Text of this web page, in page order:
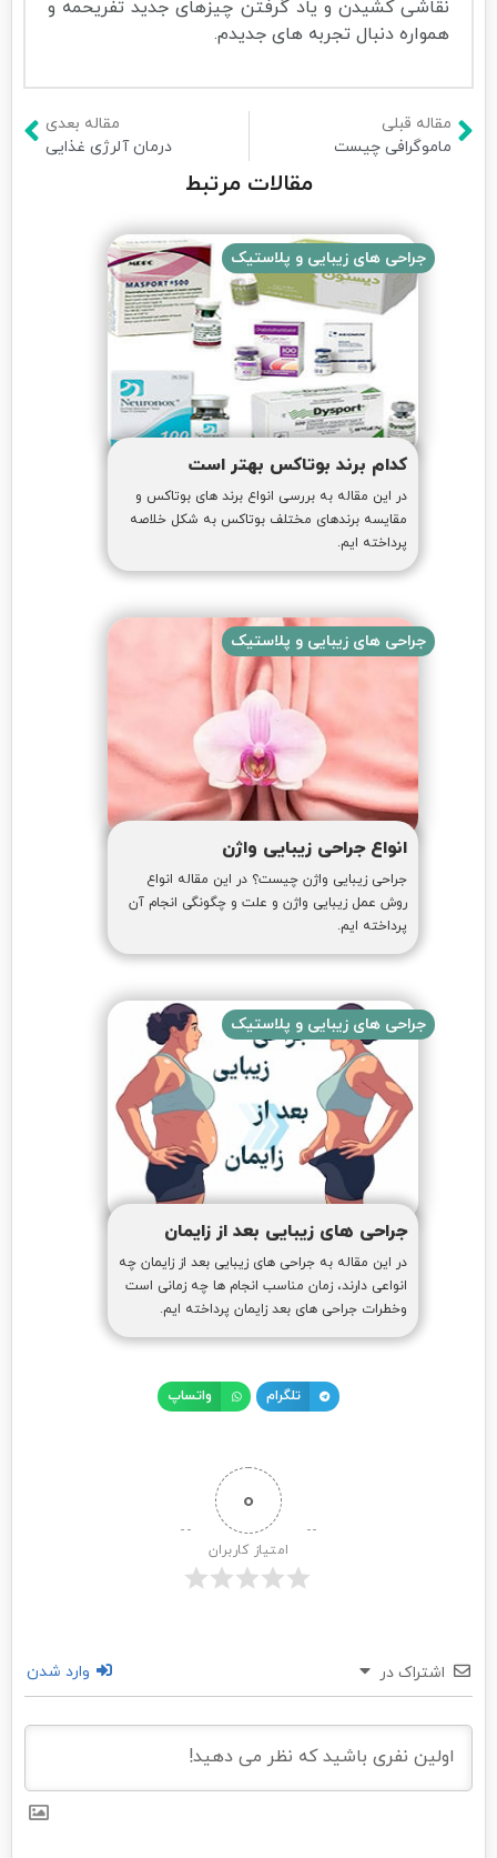
نقاشی کشیدن و یاد گرفتن چیزهای جدید تفریحمه و
همواره دنبال تجربه های جدیدم.
مقاله قبلی
ماموگرافی چیست
مقاله بعدی
درمان آلرژی غذایی
مقالات مرتبط
جراحی های زیبایی و پلاستیک
کدام برند بوتاکس بهتر است
در این مقاله به بررسی انواع برند های بوتاکس و
مقایسه برندهای مختلف بوتاکس به شکل خلاصه
پرداخته ایم.
جراحی های زیبایی و پلاستیک
انواع جراحی زیبایی واژن
جراحی زیبایی واژن چیست؟ در این مقاله انواع
روش عمل زیبایی واژن و علت و چگونگی انجام آن
پرداخته ایم.
جراحی های زیبایی و پلاستیک
جراحی های زیبایی بعد از زایمان
در این مقاله به جراحی های زیبایی بعد از زایمان چه
انواعی دارند، زمان مناسب انجام ها چه زمانی است
وخطرات جراحی های بعد زایمان پرداخته ایم.
تلگرام واتساپ
0
امتیاز کاربران
اشتراک در وارد شدن